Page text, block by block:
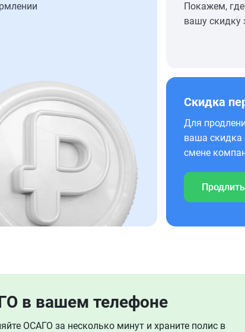
Покажем,
вашу скидку
Скидка
Для
ваша скидка
смене
в вашем телефоне
ОСАГО за несколько минут и храните полис в